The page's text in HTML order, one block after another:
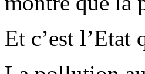
Et c’est l’Etat